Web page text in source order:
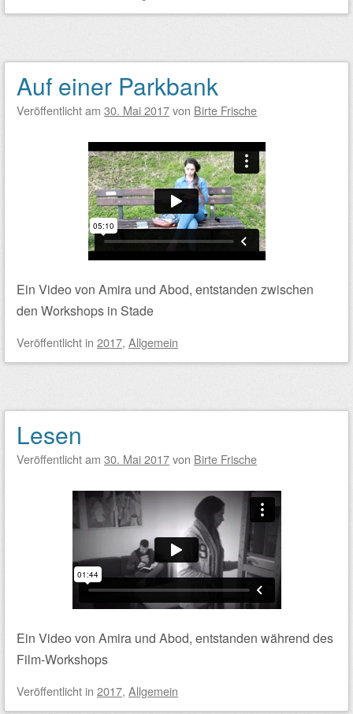
Auf einer Parkbank
Veröffentlicht am 30. Mai 2017von Birte Frische
Ein Video von Amira und Abod, entstanden zwischen
den Workshops in Stade
Veröffentlicht in 2017, Allgemein
Lesen
Veröffentlicht am 30. Mai 2017von Birte Frische
Ein Video von Amira und Abod, entstanden während des
Film-Workshops
Veröffentlicht in 2017, Allgemein